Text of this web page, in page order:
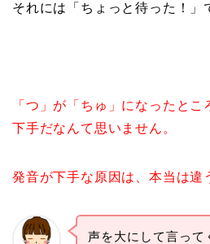
それには「ちょっと待った！」
「つ」が「ちゅ」になったと
下手だなんて思いません。
発音が下手な原因は、本当は違
声を大にして言って